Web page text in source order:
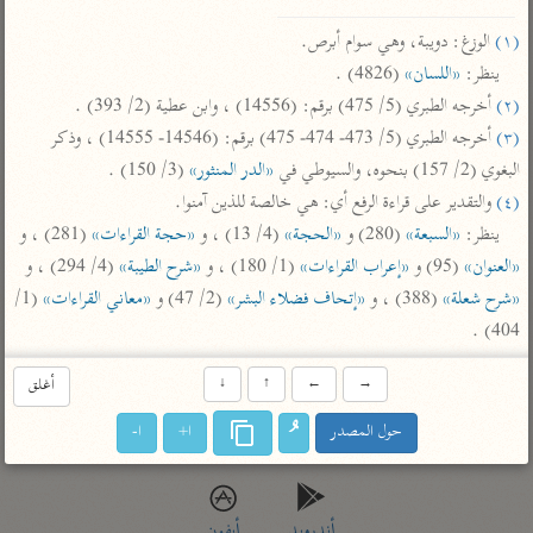
تفسير السمرقندي
تفسير الثعلبي
الكشاف للزمخشري
تفسير مقاتل
تفسير قتادة
اشترك لتصلك أخبار مشاريعنا
راسلنا •تليجرام •تويتر
تعليمات•عن الباحث القرآني
(١)
الوزغ: دويبة، وهي سوام أبرص.
ينظر: «اللسان» (4826) .
(٢)
أخرجه الطبري (5/ 475) برقم: (14556) ، وابن عطية (2/ 393) .
(٣)
أخرجه الطبري (5/ 473- 474- 475) برقم: (14546- 14555) ، وذكر
البغوي (2/ 157) بنحوه، والسيوطي في
«الدر المنثور» (3/ 150) .
(٤)
والتقدير على قراءة الرفع أي: هي خالصة للذين آمنوا.
ينظر: «السبعة» (280) و «الحجة» (4/ 13) ، و «حجة القراءات» (281) ، و
«العنوان» (95) و «إعراب القراءات» (1/ 180) ، و «شرح الطيبة» (4/ 294) ، و
«شرح شعلة» (388) ، و «إتحاف فضلاء البشر» (2/ 47) و «معاني القراءات»
404) .
أغلق →
←
↑
↓
حول المصدر ا+ ا-